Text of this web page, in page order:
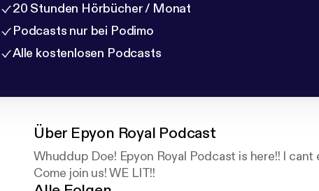
20 Stunden Hörbücher / Monat
Podcasts nur bei Podimo
Alle kostenlosen Podcasts
Über Epyon Royal Podcast
Whuddup Doe! Epyon Royal Podcast is here!! I
Come join us! WE LIT!!